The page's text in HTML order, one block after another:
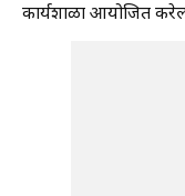
कार्यशाळा आयोजित